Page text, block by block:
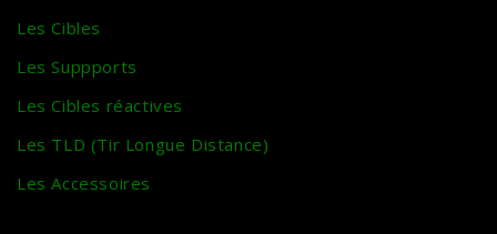
Les Cibles
Les Suppports
Les Cibles réactives
Les TLD (Tir Longue Distance)
Les Accessoires